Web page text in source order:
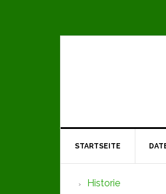
STARTSEITE
Seitenspalte
Historie